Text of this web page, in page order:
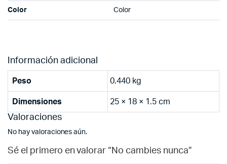
Color Color
Información adicional
Peso 0.440 kg
Dimensiones 25 × 18 × 1.5 cm
Valoraciones
No hay valoraciones aún.
Sé el primero en valorar “No cambies nunca”